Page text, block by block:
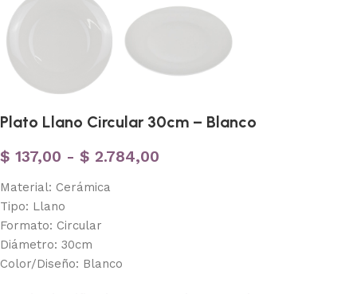
Plato Llano Circular 30cm – Blanco
$ 137,00 - $ 2.784,00
Material: Cerámica
Tipo: Llano
Formato: Circular
Diámetro: 30cm
Color/Diseño: Blanco